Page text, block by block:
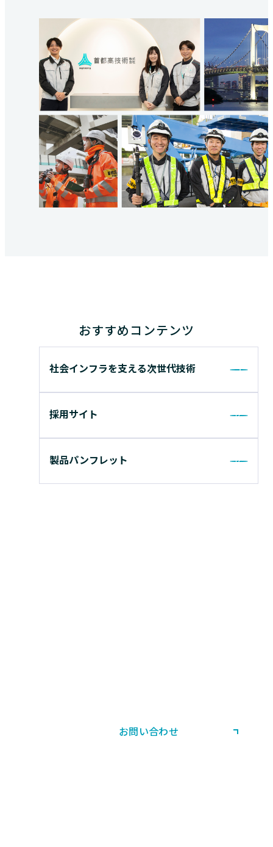
おすすめコンテンツ
社会インフラを支える次世代技術
採用サイト
製品パンフレット
お問い合わせ